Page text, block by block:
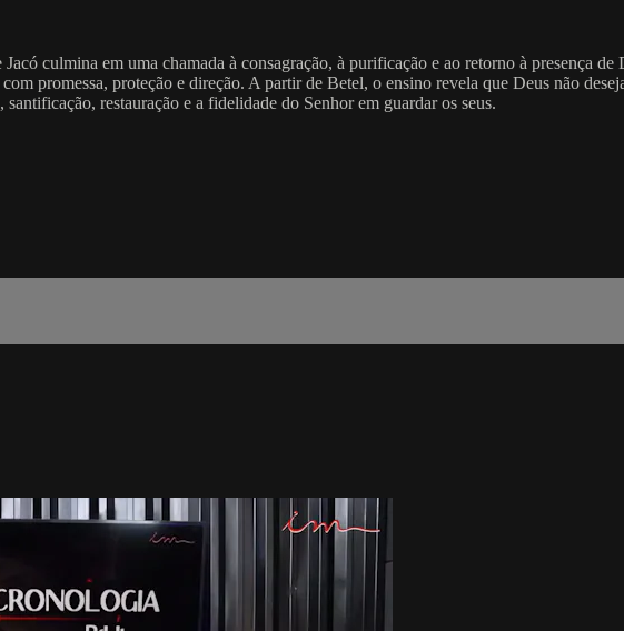
culmina em uma chamada à consagração, à purificação e ao retorno à presença
promessa, proteção e direção. A partir de Betel, o ensino revela que Deus não
restauração e a fidelidade do Senhor em guardar os seus.